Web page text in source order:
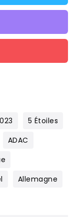
5 Étoiles
ADAC
Allemagne